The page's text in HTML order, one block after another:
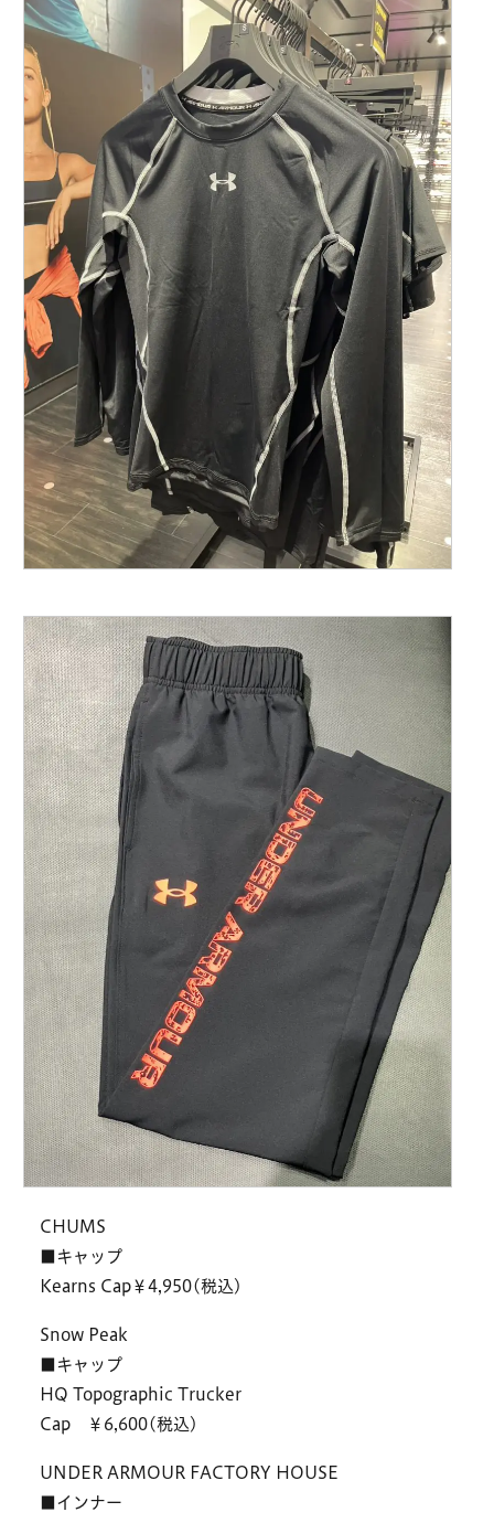
CHUMS
■キャップ
Kearns Cap￥4,950(税込)
Snow Peak
■キャップ
HQ Topographic Trucker
Cap ￥6,600(税込)
UNDER ARMOUR FACTORY HOUSE
■インナー